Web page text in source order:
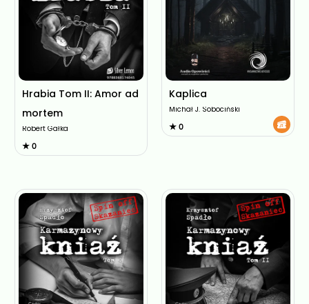
Hrabia Tom II: Amor ad
mortem
Robert Gałka
★ 0
Kaplica
Michał J. Sobociński
★ 0